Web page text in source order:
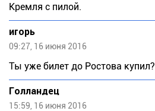
Кремля с пилой.
игорь
09:27, 16 июня 2016
Ты уже билет до Ростова купил?
Голландец
15:59, 16 июня 2016